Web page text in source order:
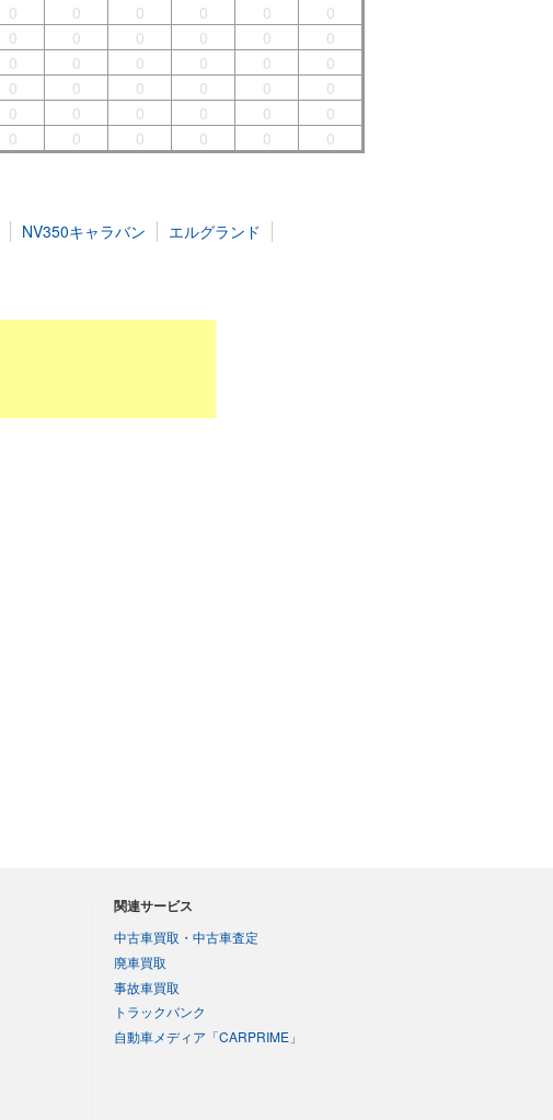
0 0 0 0 0 0
0 0 0 0 0 0
0 0 0 0 0 0
0 0 0 0 0 0
0 0 0 0 0 0
0 0 0 0 0 0
NV350キャラバン
エルグランド
関連サービス
中古車買取・中古車査定
廃車買取
事故車買取
トラックバンク
自動車メディア「CARPRIME」